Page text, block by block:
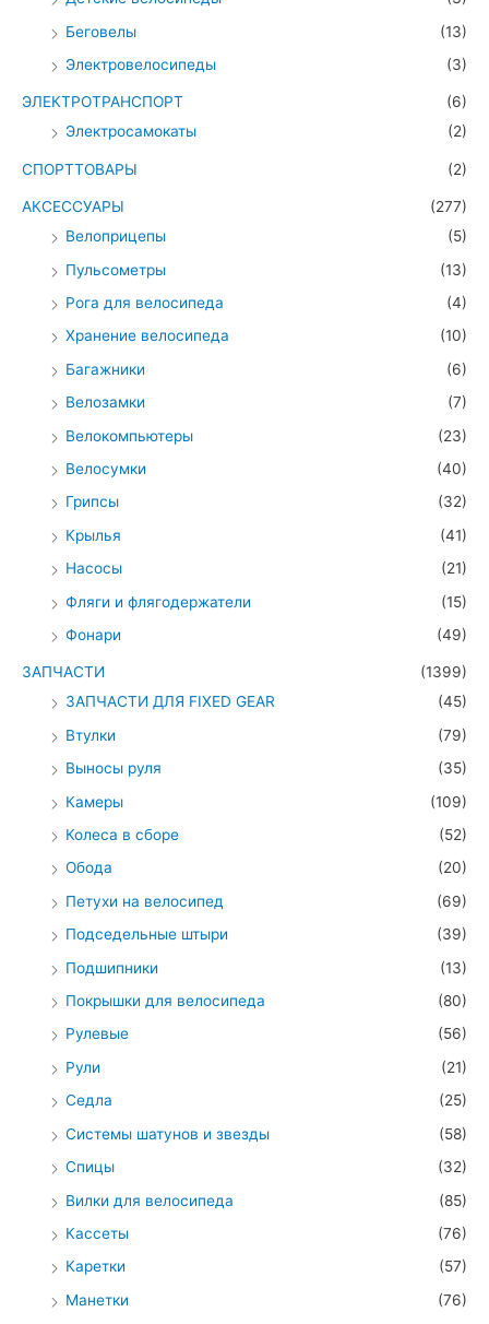
Беговелы
(13)
Электровелосипеды
(3)
ЭЛЕКТРОТРАНСПОРТ
(6)
Электросамокаты
(2)
СПОРТТОВАРЫ (2)
АКСЕССУАРЫ
(277)
Велоприцепы
(5)
Пульсометры
(13)
Рога для велосипеда
(4)
Хранение велосипеда
(10)
Багажники
(6)
Велозамки
(7)
Велокомпьютеры
(23)
Велосумки
(40)
Грипсы
(32)
Крылья
(41)
Насосы
(21)
Фляги и флягодержатели
(15)
Фонари
(49)
ЗАПЧАСТИ
(1399)
ЗАПЧАСТИ ДЛЯ FIXED GEAR
(45)
Втулки
(79)
Выносы руля
(35)
Камеры
(109)
Колеса в сборе
(52)
Обода
(20)
Петухи на велосипед
(69)
Подседельные штыри
(39)
Подшипники
(13)
Покрышки для велосипеда
(80)
Рулевые
(56)
Рули
(21)
Седла
(25)
Системы шатунов и звезды
(58)
Спицы
(32)
Вилки для велосипеда
(85)
Кассеты
(76)
Каретки
(57)
Манетки
(76)